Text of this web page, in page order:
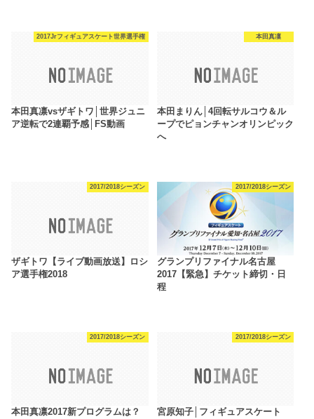
2017Jrフィギュアスケート世界選手権
本田真凛vsザギトワ│世界ジュニ
ア逆転で2連覇予感│FS動画
本田真凜
本田まりん│4回転サルコウ＆ル
ープでピョンチャンオリンピック
へ
2017/2018シーズン
ザギトワ【ライブ動画放送】ロシ
ア選手権2018
2017/2018シーズン
グランプリファイナル名古屋
2017【緊急】チケット締切・日
程
2017/2018シーズン
本田真凛2017新プログラムは？
2017/2018シーズン
宮原知子│フィギュアスケート